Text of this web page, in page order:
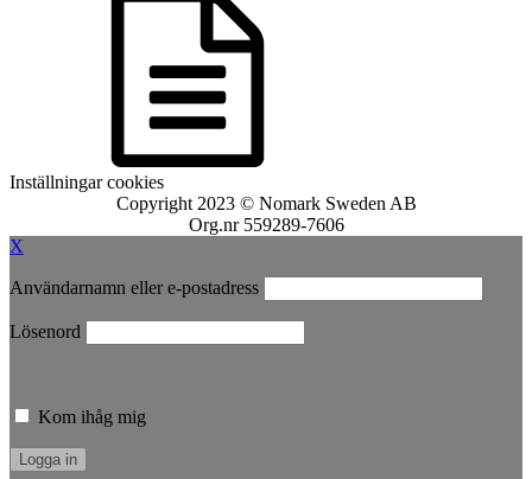
Inställningar cookies
Copyright 2023 © Nomark Sweden AB
Org.nr 559289-7606
X
Användarnamn eller e-postadress
Lösenord
Kom ihåg mig